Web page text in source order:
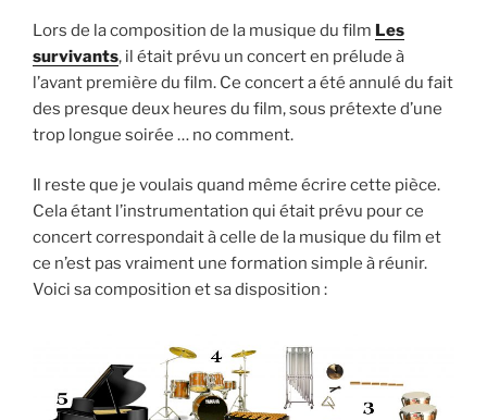
Lors de la composition de la musique du film Les
survivants, il était prévu un concert en prélude à
l’avant première du film. Ce concert a été annulé du fait
des presque deux heures du film, sous prétexte d’une
trop longue soirée … no comment.
Il reste que je voulais quand même écrire cette pièce.
Cela étant l’instrumentation qui était prévu pour ce
concert correspondait à celle de la musique du film et
ce n’est pas vraiment une formation simple à réunir.
Voici sa composition et sa disposition :